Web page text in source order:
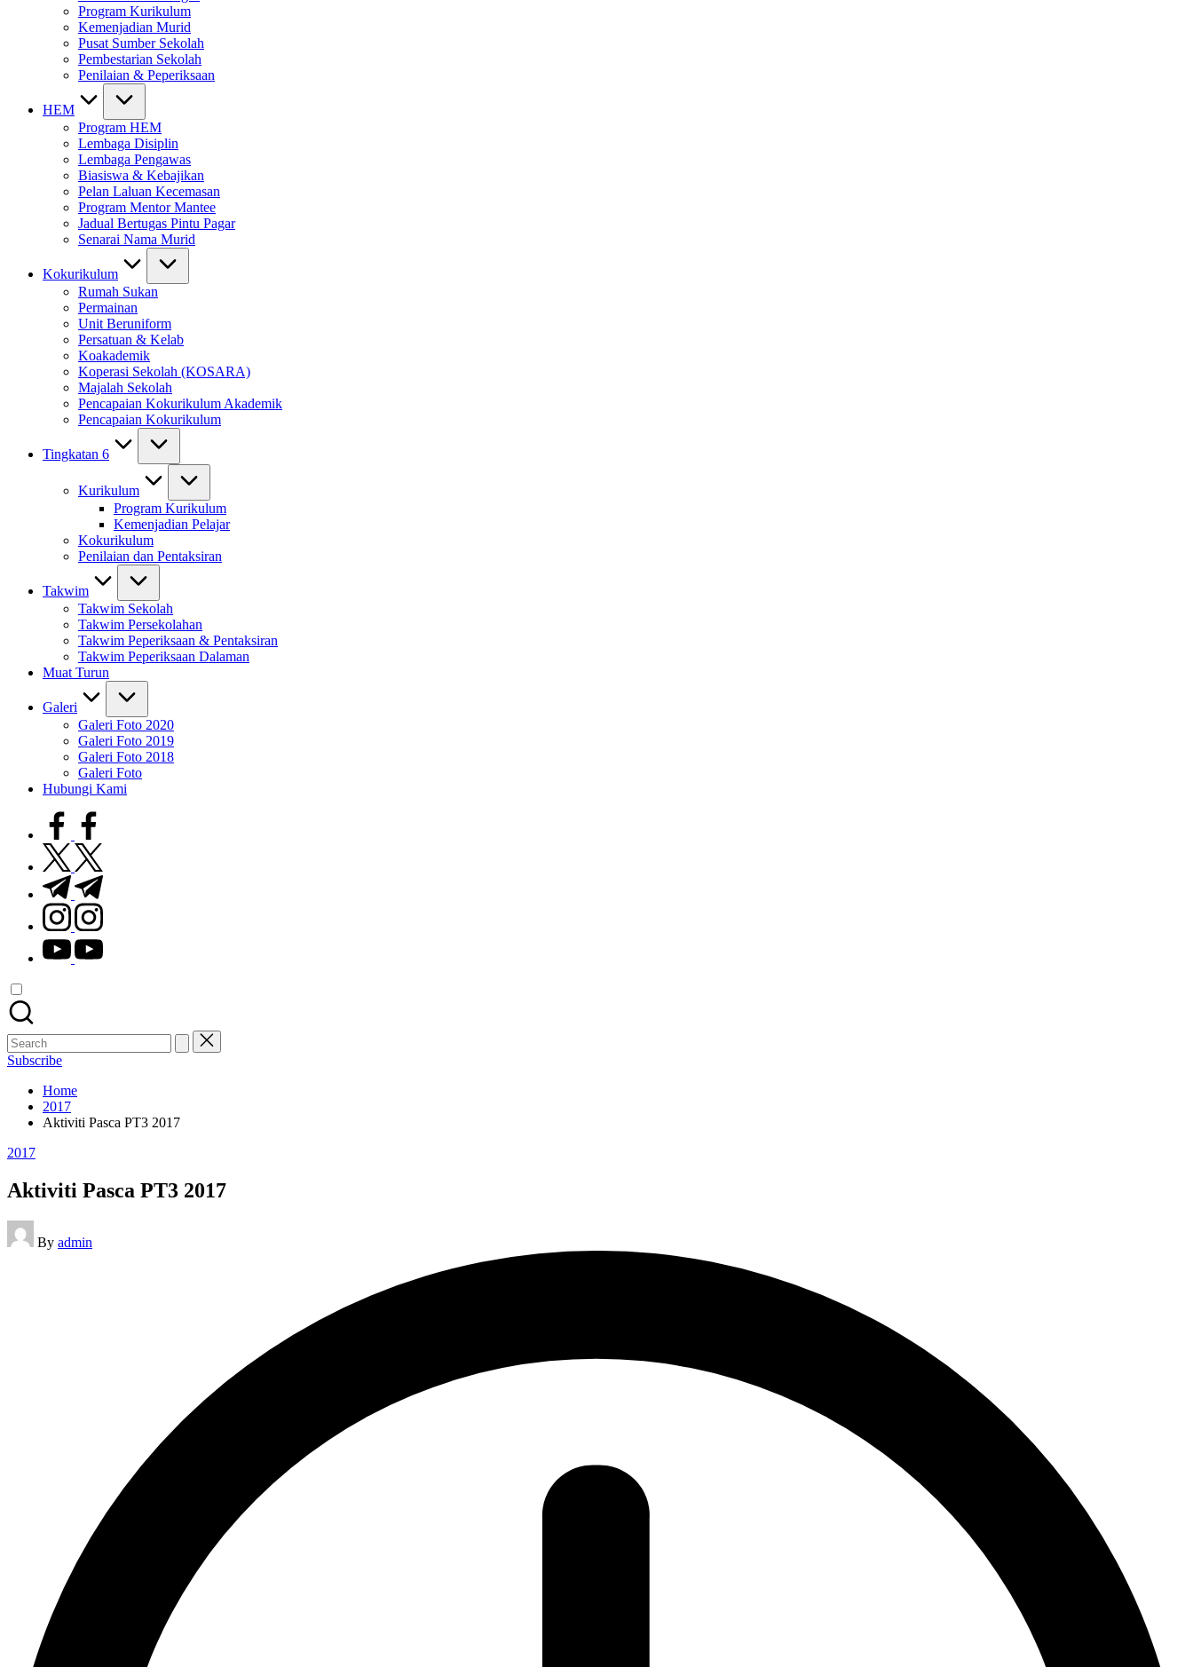
Program Kurikulum
Kemenjadian Murid
Pusat Sumber Sekolah
Pembestarian Sekolah
Penilaian & Peperiksaan
HEM
Program HEM
Lembaga Disiplin
Lembaga Pengawas
Biasiswa & Kebajikan
Pelan Laluan Kecemasan
Program Mentor Mantee
Jadual Bertugas Pintu Pagar
Senarai Nama Murid
Kokurikulum
Rumah Sukan
Permainan
Unit Beruniform
Persatuan & Kelab
Koakademik
Koperasi Sekolah (KOSARA)
Majalah Sekolah
Pencapaian Kokurikulum Akademik
Pencapaian Kokurikulum
Tingkatan 6
Kurikulum
Program Kurikulum
Kemenjadian Pelajar
Kokurikulum
Penilaian dan Pentaksiran
Takwim
Takwim Sekolah
Takwim Persekolahan
Takwim Peperiksaan & Pentaksiran
Takwim Peperiksaan Dalaman
Muat Turun
Galeri
Galeri Foto 2020
Galeri Foto 2019
Galeri Foto 2018
Galeri Foto
Hubungi Kami
facebook.com
twitter.com
t.me
instagram.com
youtube.com
Search
for:
Subscribe
Home
2017
Aktiviti Pasca PT3 2017
Posted
2017
Aktiviti Pasca PT3 2017
Posted
by
By admin